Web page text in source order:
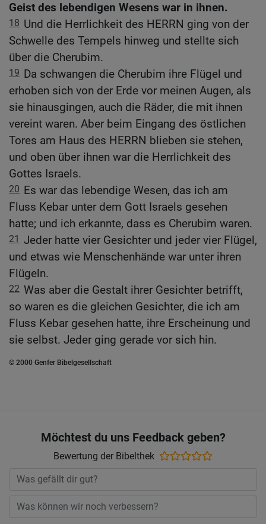
Geist des lebendigen Wesens war in ihnen.
18 Und die Herrlichkeit des HERRN ging von der
Schwelle des Tempels hinweg und stellte sich
über die Cherubim.
19 Da schwangen die Cherubim ihre Flügel und
erhoben sich von der Erde vor meinen Augen, als
sie hinausgingen, auch die Räder, die mit ihnen
vereint waren. Aber beim Eingang des östlichen
Tores am Haus des HERRN blieben sie stehen,
und oben über ihnen war die Herrlichkeit des
Gottes Israels.
20 Es war das lebendige Wesen, das ich am
Fluss Kebar unter dem Gott Israels gesehen
hatte; und ich erkannte, dass es Cherubim waren.
21 Jeder hatte vier Gesichter und jeder vier Flügel,
und etwas wie Menschenhände war unter ihren
Flügeln.
22 Was aber die Gestalt ihrer Gesichter betrifft,
so waren es die gleichen Gesichter, die ich am
Fluss Kebar gesehen hatte, ihre Erscheinung und
sie selbst. Jeder ging gerade vor sich hin.
© 2000 Genfer Bibelgesellschaft
Möchtest du uns Feedback geben?
Bewertung der Bibelthek